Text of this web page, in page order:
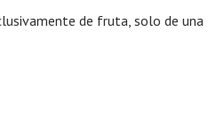
de fruta, solo de una